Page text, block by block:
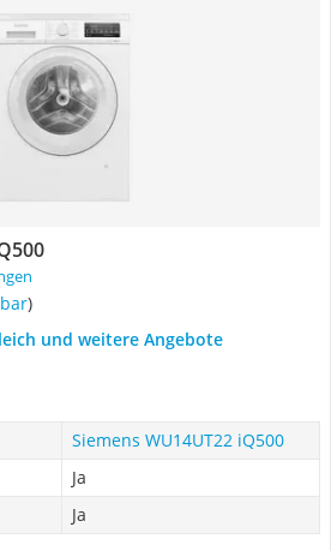
)
und weitere Angebote
Siemens WU14UT22 iQ500
Ja
Ja